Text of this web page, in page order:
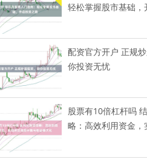
轻松掌握股市基础，
配资官方开户 正规
你投资无忧
股票有10倍杠杆吗
略：高效利用资金，